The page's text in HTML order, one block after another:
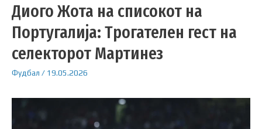
Диого Жота на списокот на
Португалија: Трогателен гест на
селекторот Мартинез
Фудбал / 19.05.2026